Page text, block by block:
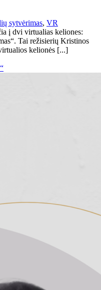
sytvėrimas, VR
į dvi virtualias keliones:
Tai režisierių Kristinos
kelionės [...]